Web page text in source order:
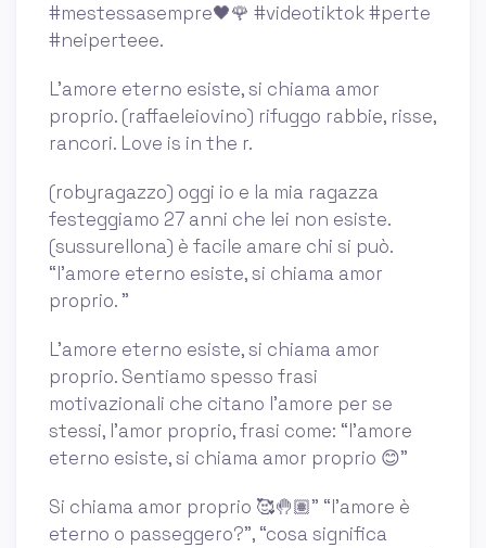
️#mestessasempre🖤🌹 #videotiktok #perte
#neiperteee.
L’amore eterno esiste, si chiama amor
proprio. (raffaeleiovino) rifuggo rabbie, risse,
rancori. Love is in the r.
(robyragazzo) oggi io e la mia ragazza
festeggiamo 27 anni che lei non esiste.
(sussurellona) è facile amare chi si può.
“l’amore eterno esiste, si chiama amor
proprio. ”
L'amore eterno esiste, si chiama amor
proprio. Sentiamo spesso frasi
motivazionali che citano l’amore per se
stessi, l’amor proprio, frasi come: “l'amore
eterno esiste, si chiama amor proprio 😊”
Si chiama amor proprio 🥰🤚🏽” “l’amore è
eterno o passeggero?”, “cosa significa